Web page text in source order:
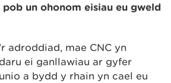
un ohonom eisiau eu gweld
adroddiad, mae CNC yn
ei ganllawiau ar gyfer
a bydd y rhain yn cael eu